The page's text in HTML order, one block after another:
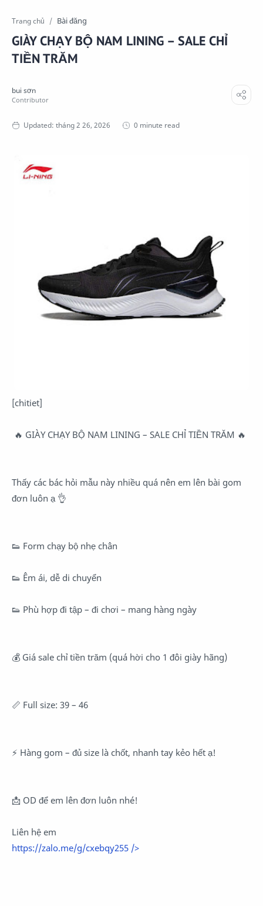
Trang chủ Bài đăng
GIÀY CHẠY BỘ NAM LINING – SALE CHỈ
TIỀN TRĂM
0 minute read
[chitiet]
🔥 GIÀY CHẠY BỘ NAM LINING – SALE CHỈ TIỀN TRĂM 🔥
Thấy các bác hỏi mẫu này nhiều quá nên em lên bài gom
đơn luôn ạ 👌
👟 Form chạy bộ nhẹ chân
👟 Êm ái, dễ di chuyển
👟 Phù hợp đi tập – đi chơi – mang hàng ngày
💰 Giá sale chỉ tiền trăm (quá hời cho 1 đôi giày hãng)
📏 Full size: 39 – 46
⚡ Hàng gom – đủ size là chốt, nhanh tay kẻo hết ạ!
📩 OD để em lên đơn luôn nhé!
Liên hệ em
https://zalo.me/g/cxebqy255 />